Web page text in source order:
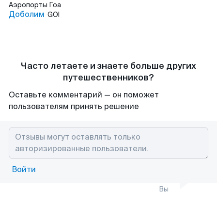
Аэропорты Гоа
Доболим GOI
Часто летаете и знаете больше других
путешественников?
Оставьте комментарий — он поможет
пользователям принять решение
Войти
Вы